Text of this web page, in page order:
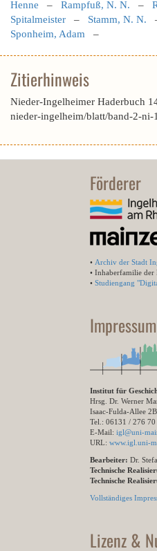
Henne – Rampfuß, N. N. –
Spitalmeister – Stamm, N. N.
Sponheim, Adam –
Zitierhinweis
Nieder-Ingelheimer Haderbuch
nieder-ingelheim/blatt/band-2-
Förderer
• Archiv der Stadt
• Inhaberfamilie
• Studiengang
Impressum
Institut für
Hrsg. Dr. Werner
Isaac-Fulda-Allee
Tel.: 06131 / 276 70
E-Mail: igl@uni-
URL: www.igl.uni-
Bearbeiter: Dr.
Technische
Technische
Vollständiges
Lizenz &